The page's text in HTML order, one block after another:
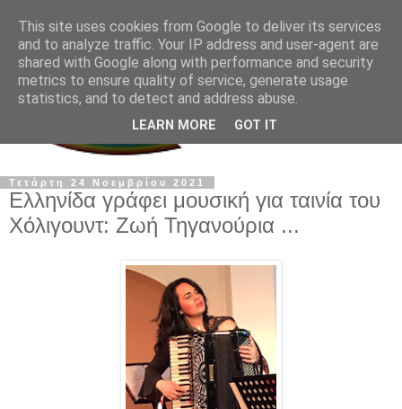
Τετάρτη 24 Νοεμβρίου 2021
Ελληνίδα γράφει μουσική για ταινία του
Χόλιγουντ: Ζωή Τηγανούρια ...
This site uses cookies from Google to deliver its services
and to analyze traffic. Your IP address and user-agent are
shared with Google along with performance and security
metrics to ensure quality of service, generate usage
statistics, and to detect and address abuse.
LEARN MORE GOT IT